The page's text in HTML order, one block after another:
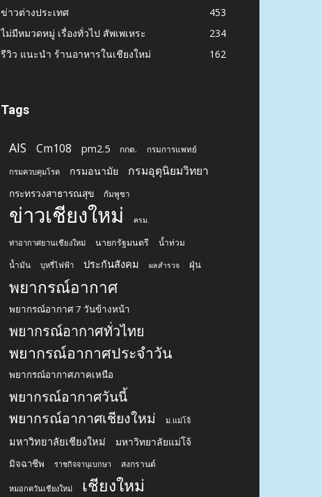
ข่าวต่างประเทศ
453
ไม่มีหมวดหมู่ เรื่องทั่วไป สัพเพเหระ
234
รีวิว แนะนำ ร้านอาหารในเชียงใหม่
162
Tags
AIS Cm108 pm2.5 กกต. กรมการแพทย์
กรมควบคุมโรค กรมอนามัย กรมอุตุนิยมวิทยา
กระทรวงสาธารณสุข กัมพูชา
ข่าวเชียงใหม่ ครม.
ท่าอากาศยานเชียงใหม่ นายกรัฐมนตรี น้ำท่วม
น้ำมัน บุหรี่ไฟฟ้า ประกันสังคม ผลสำรวจ ฝุ่น
พยากรณ์อากาศ
พยากรณ์อากาศ 7 วันข้างหน้า
พยากรณ์อากาศทั่วไทย
พยากรณ์อากาศประจำวัน
พยากรณ์อากาศภาคเหนือ
พยากรณ์อากาศวันนี้
พยากรณ์อากาศเชียงใหม่
ม.แม่โจ้
มหาวิทยาลัยเชียงใหม่ มหาวิทยาลัยแม่โจ้
มิจฉาชีพ ราชกิจจานุเบกษา สงกรานต์
หมอกควันเชียงใหม่ เชียงใหม่